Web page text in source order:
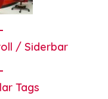
/ Siderbar
Tags